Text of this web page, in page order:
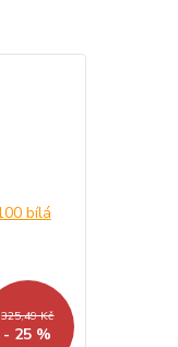
325,49 Kč
- 25 %